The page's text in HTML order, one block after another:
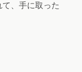
、手に取った